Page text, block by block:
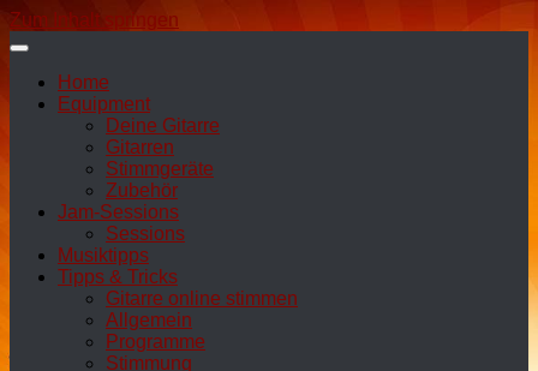
Zum Inhalt springen
Home
Equipment
Deine Gitarre
Gitarren
Stimmgeräte
Zubehör
Jam-Sessions
Sessions
Musiktipps
Tipps & Tricks
Gitarre online stimmen
Allgemein
Programme
Stimmung